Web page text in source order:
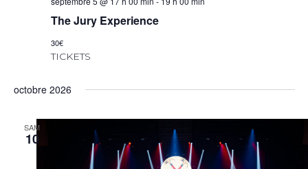
The Jury Experience
30€
TICKETS
octobre 2026
SAM
10